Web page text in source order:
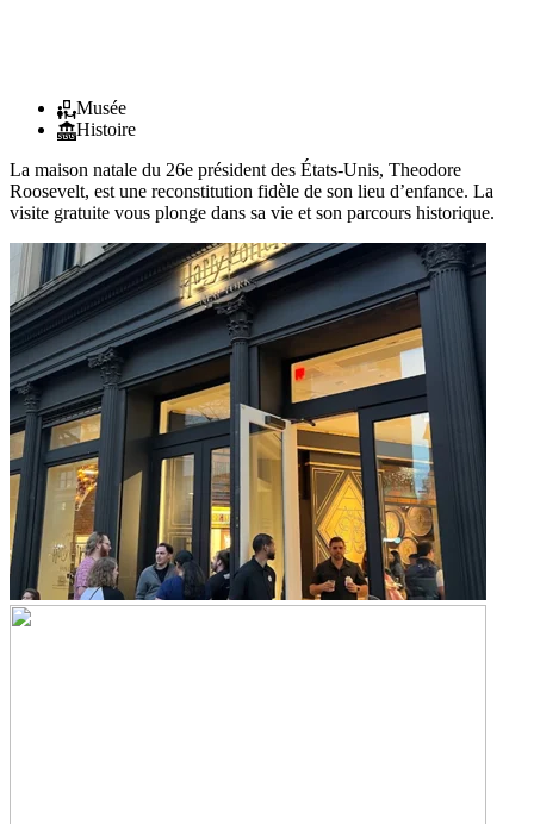
Musée
Histoire
La maison natale du 26e président des États-Unis, Theodore
Roosevelt, est une reconstitution fidèle de son lieu d’enfance. La
visite gratuite vous plonge dans sa vie et son parcours historique.